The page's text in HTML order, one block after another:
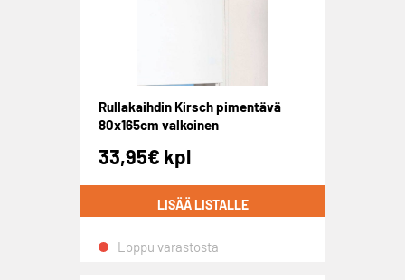
Rullakaihdin Kirsch pimentävä
80x165cm valkoinen
33,95€ kpl
LISÄÄ LISTALLE
Loppu varastosta